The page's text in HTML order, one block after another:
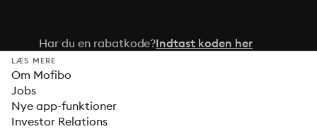
Har du en rabatkode?Indtast koden her
LÆS MERE
Om Mofibo
Jobs
Nye app-funktioner
Investor Relations